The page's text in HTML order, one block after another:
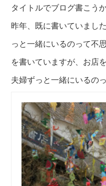
タイトルでブログ書こう
昨年、既に書いていまし
っと一緒にいるのって不
を書いていますが、 お店
夫婦ずっと一緒にいるの